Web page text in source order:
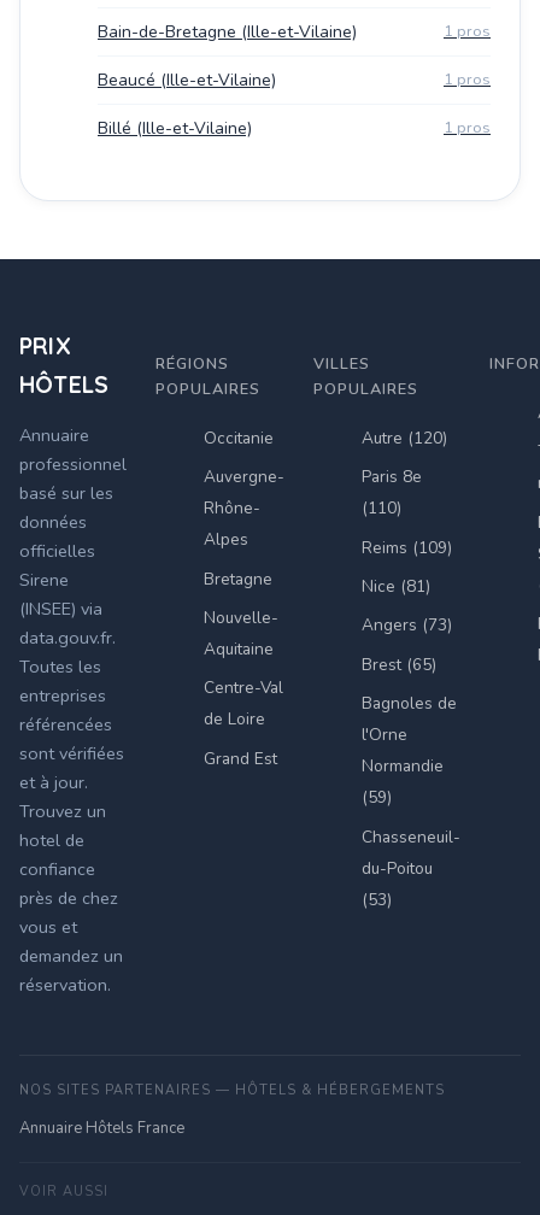
Bain-de-Bretagne (Ille-et-Vilaine) 1 pros
Beaucé (Ille-et-Vilaine) 1 pros
Billé (Ille-et-Vilaine) 1 pros
PRIX
HÔTELS
Annuaire
professionnel
basé sur les
données
officielles
Sirene
(INSEE) via
data.gouv.fr.
Toutes les
entreprises
référencées
sont vérifiées
et à jour.
Trouvez un
hotel de
confiance
près de chez
vous et
demandez un
réservation.
RÉGIONS
POPULAIRES
Occitanie
Auvergne-
Rhône-
Alpes
Bretagne
Nouvelle-
Aquitaine
Centre-Val
de Loire
Grand Est
VILLES
POPULAIRES
Autre (120)
Paris 8e
(110)
Reims (109)
Nice (81)
Angers (73)
Brest (65)
Bagnoles de
l'Orne
Normandie
(59)
Chasseneuil-
du-Poitou
(53)
NOS SITES PARTENAIRES — HÔTELS & HÉBERGEMENTS
Annuaire Hôtels France
VOIR AUSSI